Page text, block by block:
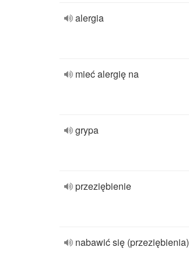
alergia
mieć alergię na
grypa
przeziębienie
nabawić się (przeziębienia)